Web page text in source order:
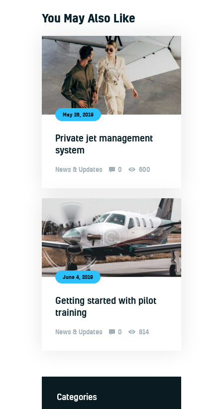
You May Also Like
May 26, 2019
Private jet management
system
News & Updates 0 600
June 4, 2019
Getting started with pilot
training
News & Updates 0 814
Categories